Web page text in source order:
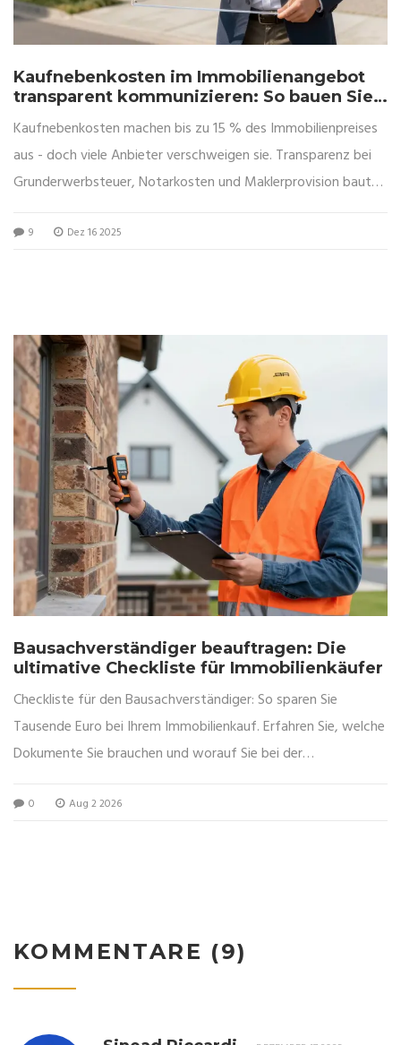
Kaufnebenkosten im Immobilienangebot
transparent kommunizieren: So bauen Sie
Kaufnebenkosten machen bis zu 15 % des Immobilienpreises
aus - doch viele Anbieter verschweigen sie. Transparenz bei
Grunderwerbsteuer, Notarkosten und Maklerprovision baut
9 Dez 16 2025
Bausachverständiger beauftragen: Die
ultimative Checkliste für Immobilienkäufer
Checkliste für den Bausachverständiger: So sparen Sie
Tausende Euro bei Ihrem Immobilienkauf. Erfahren Sie, welche
Dokumente Sie brauchen und worauf Sie bei der
0 Aug 2 2026
KOMMENTARE (9)